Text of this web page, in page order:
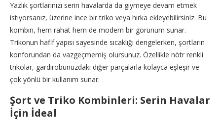
Yazlık şortlarınızı serin havalarda da giymeye devam etmek
istiyorsanız, üzerine ince bir triko veya hırka ekleyebilirsiniz. Bu
kombin, hem rahat hem de modern bir görünüm sunar.
Trikonun hafif yapısı sayesinde sıcaklığı dengelerken, şortların
konforundan da vazgeçmemiş olursunuz. Özellikle nötr renkli
trikolar, gardırobunuzdaki diğer parçalarla kolayca eşleşir ve
çok yönlü bir kullanım sunar.
Şort ve Triko Kombinleri: Serin Havalar
İçin İdeal